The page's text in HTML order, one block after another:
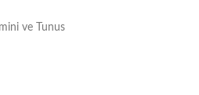
ve Tunus